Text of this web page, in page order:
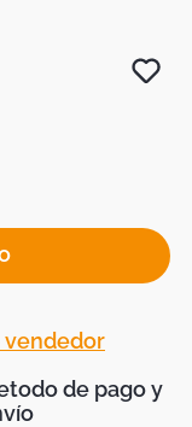
vendedor
de pago y